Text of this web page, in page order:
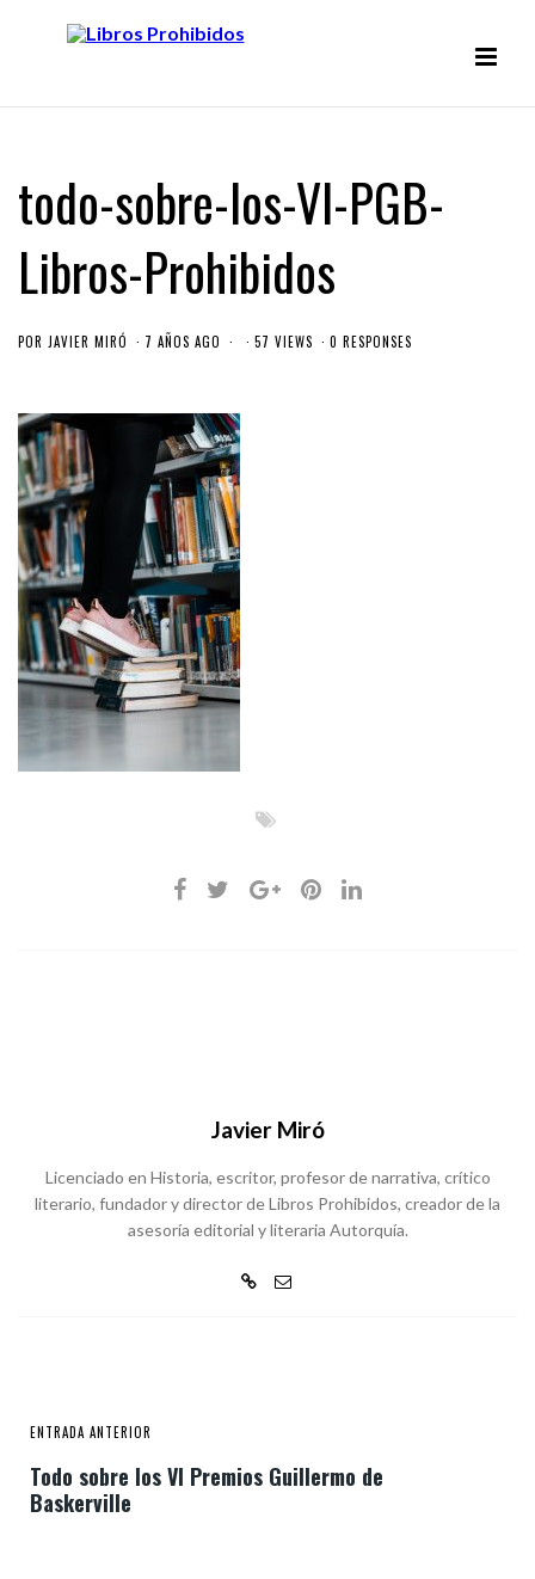
todo-sobre-los-VI-PGB-
Libros-Prohibidos
POR JAVIER MIRÓ 7 AÑOS AGO 57 VIEWS 0 RESPONSES
Javier Miró
Licenciado en Historia, escritor, profesor de narrativa, crítico
literario, fundador y director de Libros Prohibidos, creador de la
asesoría editorial y literaria Autorquía.
ENTRADA ANTERIOR
Todo sobre los VI Premios Guillermo de
Baskerville